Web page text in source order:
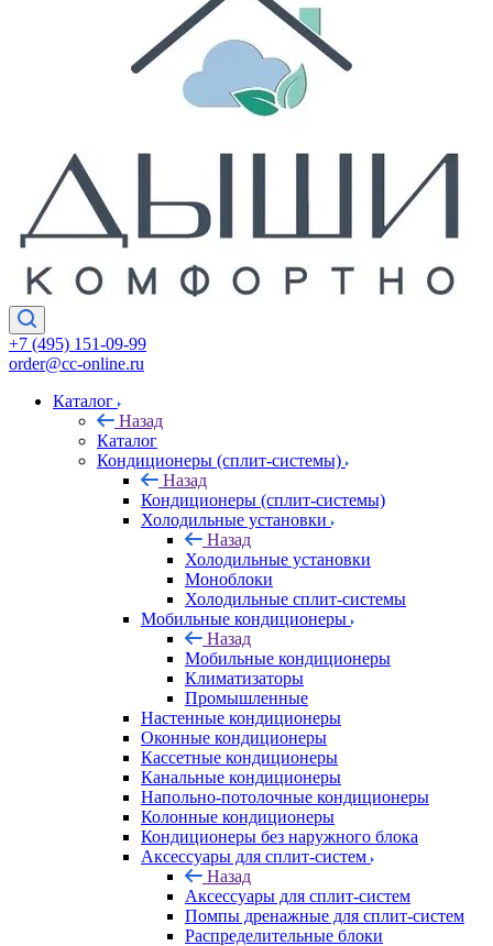
+7 (495) 151-09-99
order@cc-online.ru
Каталог
Назад
Каталог
Кондиционеры (сплит-системы)
Назад
Кондиционеры (сплит-системы)
Холодильные установки
Назад
Холодильные установки
Моноблоки
Холодильные сплит-системы
Мобильные кондиционеры
Назад
Мобильные кондиционеры
Климатизаторы
Промышленные
Настенные кондиционеры
Оконные кондиционеры
Кассетные кондиционеры
Канальные кондиционеры
Напольно-потолочные кондиционеры
Колонные кондиционеры
Кондиционеры без наружного блока
Аксессуары для сплит-систем
Назад
Аксессуары для сплит-систем
Помпы дренажные для сплит-систем
Распределительные блоки